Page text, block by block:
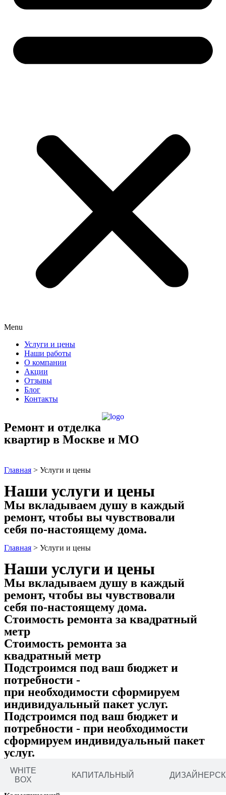
Menu
Услуги и цены
Наши работы
О компании
Акции
Отзывы
Блог
Контакты
Ремонт и отделка
квартир в Москве и МО
Главная > Услуги и цены
Наши услуги и цены
Мы вкладываем душу в каждый
ремонт, чтобы вы чувствовали
себя по-настоящему дома.
Главная > Услуги и цены
Наши услуги и цены
Мы вкладываем душу в каждый
ремонт, чтобы вы чувствовали
себя по-настоящему дома.
Стоимость ремонта за квадратный
метр
Стоимость ремонта за
квадратный метр
Подстроимся под ваш бюджет и
потребности -
при необходимости сформируем
индивидуальный пакет услуг.
Подстроимся под ваш бюджет и
потребности - при необходимости
сформируем индивидуальный пакет
услуг.
WHITE
BOX
КАПИТАЛЬНЫЙ